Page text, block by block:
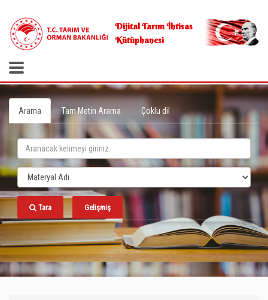
Dijital Tarım İhtisas
Kütüphanesi
Arama Tam Metin Arama Çoklu dil
Tara Gelişmiş